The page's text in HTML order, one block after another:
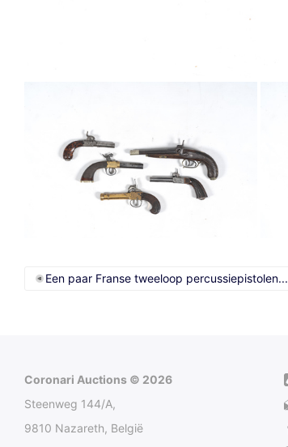
Een paar Franse tweeloop percussiepistolen...
Coronari Auctions © 2026
Steenweg 144/A,
9810 Nazareth, België